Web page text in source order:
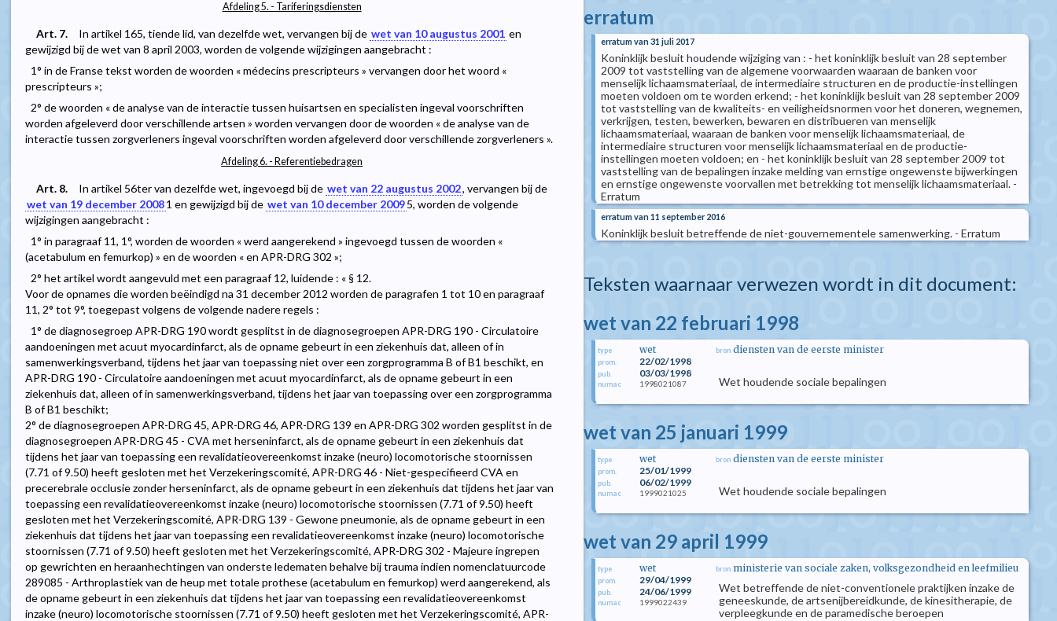
Afdeling 5. - Tariferingsdiensten
Art. 7. In artikel 165, tiende lid, van dezelfde wet, vervangen bij de wet van 10 augustus 2001 en
gewijzigd bij de wet van 8 april 2003, worden de volgende wijzigingen aangebracht :
1° in de Franse tekst worden de woorden « médecins prescripteurs » vervangen door het woord «
prescripteurs »;
2° de woorden « de analyse van de interactie tussen huisartsen en specialisten ingeval voorschriften
worden afgeleverd door verschillende artsen » worden vervangen door de woorden « de analyse van de
interactie tussen zorgverleners ingeval voorschriften worden afgeleverd door verschillende zorgverleners ».
Afdeling 6. - Referentiebedragen
Art. 8. In artikel 56ter van dezelfde wet, ingevoegd bij de wet van 22 augustus 2002, vervangen bij de
wet van 19 december 20081 en gewijzigd bij de wet van 10 december 20095, worden de volgende
wijzigingen aangebracht :
1° in paragraaf 11, 1°, worden de woorden « werd aangerekend » ingevoegd tussen de woorden «
(acetabulum en femurkop) » en de woorden « en APR-DRG 302 »;
2° het artikel wordt aangevuld met een paragraaf 12, luidende : « § 12.
Voor de opnames die worden beëindigd na 31 december 2012 worden de paragrafen 1 tot 10 en paragraaf
11, 2° tot 9°, toegepast volgens de volgende nadere regels :
1° de diagnosegroep APR-DRG 190 wordt gesplitst in de diagnosegroepen APR-DRG 190 - Circulatoire
aandoeningen met acuut myocardinfarct, als de opname gebeurt in een ziekenhuis dat, alleen of in
samenwerkingsverband, tijdens het jaar van toepassing niet over een zorgprogramma B of B1 beschikt, en
APR-DRG 190 - Circulatoire aandoeningen met acuut myocardinfarct, als de opname gebeurt in een
ziekenhuis dat, alleen of in samenwerkingsverband, tijdens het jaar van toepassing over een zorgprogramma
B of B1 beschikt;
2° de diagnosegroepen APR-DRG 45, APR-DRG 46, APR-DRG 139 en APR-DRG 302 worden gesplitst in de
diagnosegroepen APR-DRG 45 - CVA met herseninfarct, als de opname gebeurt in een ziekenhuis dat
tijdens het jaar van toepassing een revalidatieovereenkomst inzake (neuro) locomotorische stoornissen
(7.71 of 9.50) heeft gesloten met het Verzekeringscomité, APR-DRG 46 - Niet-gespecifieerd CVA en
precerebrale occlusie zonder herseninfarct, als de opname gebeurt in een ziekenhuis dat tijdens het jaar van
toepassing een revalidatieovereenkomst inzake (neuro) locomotorische stoornissen (7.71 of 9.50) heeft
gesloten met het Verzekeringscomité, APR-DRG 139 - Gewone pneumonie, als de opname gebeurt in een
ziekenhuis dat tijdens het jaar van toepassing een revalidatieovereenkomst inzake (neuro) locomotorische
stoornissen (7.71 of 9.50) heeft gesloten met het Verzekeringscomité, APR-DRG 302 - Majeure ingrepen
op gewrichten en heraanhechtingen van onderste ledematen behalve bij trauma indien nomenclatuurcode
289085 - Arthroplastiek van de heup met totale prothese (acetabulum en femurkop) werd aangerekend, als
de opname gebeurt in een ziekenhuis dat tijdens het jaar van toepassing een revalidatieovereenkomst
inzake (neuro) locomotorische stoornissen (7.71 of 9.50) heeft gesloten met het Verzekeringscomité, APR-
erratum
erratum van 31 juli 2017
Koninklijk besluit houdende wijziging van : - het koninklijk besluit van 28 september
2009 tot vaststelling van de algemene voorwaarden waaraan de banken voor
menselijk lichaamsmateriaal, de intermediaire structuren en de productie-instellingen
moeten voldoen om te worden erkend; - het koninklijk besluit van 28 september 2009
tot vaststelling van de kwaliteits- en veiligheidsnormen voor het doneren, wegnemen,
verkrijgen, testen, bewerken, bewaren en distribueren van menselijk
lichaamsmateriaal, waaraan de banken voor menselijk lichaamsmateriaal, de
intermediaire structuren voor menselijk lichaamsmateriaal en de productie-
instellingen moeten voldoen; en - het koninklijk besluit van 28 september 2009 tot
vaststelling van de bepalingen inzake melding van ernstige ongewenste bijwerkingen
en ernstige ongewenste voorvallen met betrekking tot menselijk lichaamsmateriaal. -
Erratum
erratum van 11 september 2016
Koninklijk besluit betreffende de niet-gouvernementele samenwerking. - Erratum
Teksten waarnaar verwezen wordt in dit document:
wet van 22 februari 1998
type wet
prom. 22/02/1998
pub. 03/03/1998
numac 1998021087
bron diensten van de eerste minister
Wet houdende sociale bepalingen
wet van 25 januari 1999
type wet
prom. 25/01/1999
pub. 06/02/1999
numac 1999021025
bron diensten van de eerste minister
Wet houdende sociale bepalingen
wet van 29 april 1999
type wet
prom. 29/04/1999
pub. 24/06/1999
numac 1999022439
bron ministerie van sociale zaken, volksgezondheid en leefmilieu
Wet betreffende de niet-conventionele praktijken inzake de
geneeskunde, de artsenijbereidkunde, de kinesitherapie, de
verpleegkunde en de paramedische beroepen